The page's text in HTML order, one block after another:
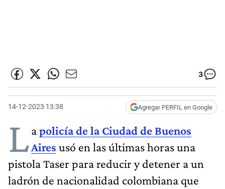
3
14-12-2023 13:38 Agregar PERFIL en Google
Lapolicía de la Ciudad de Buenos
Aires usó en las últimas horas una
pistola Taser para reducir y detener a un
ladrón de nacionalidad colombiana que